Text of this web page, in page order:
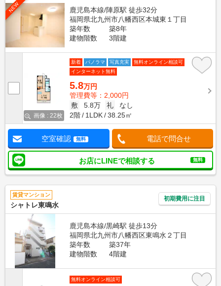
NEW
鹿児島本線/陣原駅 徒歩32分
福岡県北九州市八幡西区本城東１丁目
築年数
築8年
建物階数
3階建
画像 : 22枚
新着 パノラマ 写真充実
無料オンライン相談可
インターネット無料
5.8万円
管理費等：2,000円
敷
5.8万 礼
なし
2階
1LDK 38.25㎡
空室確認 無料 電話で問合せ
お店にLINEで相談する 無料
賃貸マンション
シャトレ東鳴水
初期費用に注目
鹿児島本線/黒崎駅 徒歩13分
福岡県北九州市八幡西区東鳴水２丁目
築年数
築37年
建物階数
4階建
無料オンライン相談可